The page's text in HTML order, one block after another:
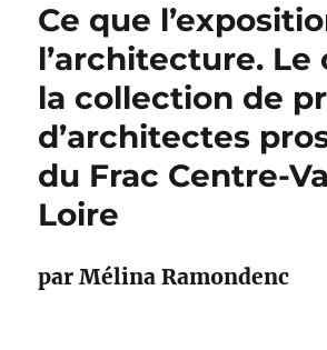
Ce que
l’architecture. Le
la collection de
d’architectes
du Frac Centre-
Loire
par Mélina Ramondenc